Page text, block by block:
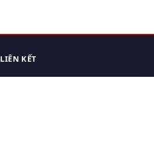
LIÊN KẾT